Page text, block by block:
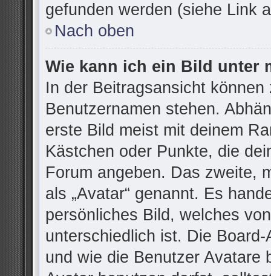
gefunden werden (siehe Link
Nach oben
Wie kann ich ein Bild unter
In der Beitragsansicht
Benutzernamen stehen.
erste Bild meist mit deinem
Kästchen oder Punkte, die
Forum angeben. Das zweite,
als „Avatar“ genannt. Es
persönliches Bild, welches
unterschiedlich ist. Die
und wie die Benutzer Avatare